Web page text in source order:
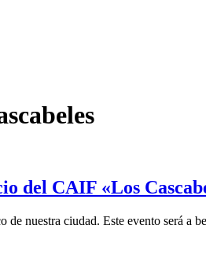
del CAIF «Los
nuestra ciudad. Este evento será a